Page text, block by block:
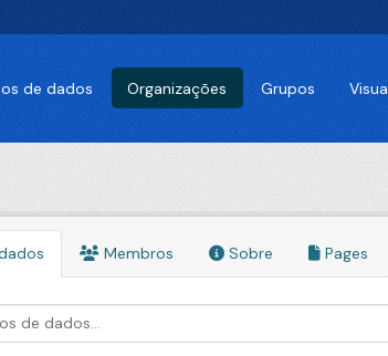
de dados Organizações Grupos
Membros Sobre Pages